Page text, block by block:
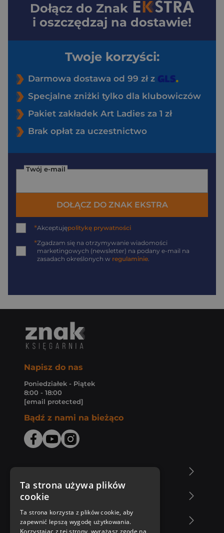
Dołącz do Znak
i oszczędzaj na dostawie!
Twoje korzyści:
Darmowa dostawa od 99 zł z
Specjalne zniżki tylko dla klubowiczów
Pakiet zakładek Art Ladies za 1 zł
Brak opłat za uczestnictwo
Twój e-mail
DOŁĄCZ DO ZNAK EKSTRA
*Akceptujępolitykę prywatności
*Zgadzam się na otrzymywanie wiadomości
marketingowych (newsletter) na podany e-mail na
zasadach określonych w regulaminie
Napisz do nas
Poniedziałek - Piątek
8:00 - 18:00
[email protected]
Bądź z nami na bieżąco
Zakupy u nas
Nasza oferta
Ta strona używa plików
cookie
Ta strona korzysta z plików cookie, aby
zapewnić lepszą wygodę użytkowania.
Korzystając z tej strony, wyrażasz zgodę na